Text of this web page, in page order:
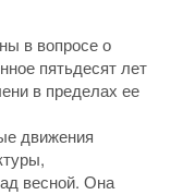
в вопросе о
пятьдесят лет
в пределах ее
движения
весной. Она